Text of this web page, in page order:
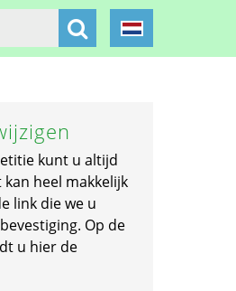
kunt u altijd
heel makkelijk
link die we u
Op de
u hier de